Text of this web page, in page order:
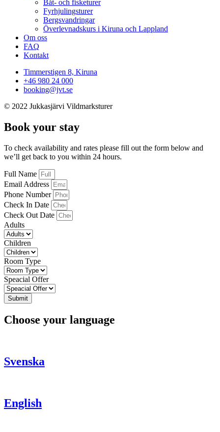
Båt- och fisketurer
Fyrhjulingsturer
Bergsvandringar
Överlevnadskurs i Kiruna och Lappland
Om oss
FAQ
Kontakt
Timmerstigen 8, Kiruna
+46 980 24 000
booking@jvt.se
© 2022 Jukkasjärvi Vildmarksturer
Book your stay
To check availability and rates please fill out the form below and
we’ll get back to you within 24 hours.
Full Name
Email Address
Phone Number
Check In Date
Check Out Date
Adults
Children
Room Type
Speacial Offer
Submit
Choose your language
Svenska
English